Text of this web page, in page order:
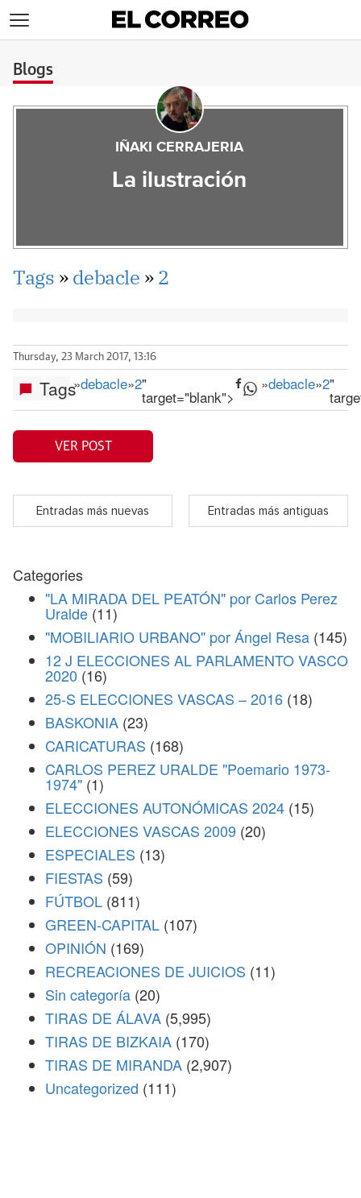
Blogs
IÑAKI CERRAJERIA
La ilustración
Tags »debacle »2
Thursday, 23 March 2017, 13:16
Tags»debacle»2"
target="blank">
»debacle»2"
VER POST
Entradas más nuevas Entradas más antiguas
Categories
"LA MIRADA DEL PEATÓN" por Carlos Perez
Uralde (11)
"MOBILIARIO URBANO" por Ángel Resa (145)
12 J ELECCIONES AL PARLAMENTO VASCO
2020 (16)
25-S ELECCIONES VASCAS – 2016 (18)
BASKONIA (23)
CARICATURAS (168)
CARLOS PEREZ URALDE "Poemario 1973-
1974" (1)
ELECCIONES AUTONÓMICAS 2024 (15)
ELECCIONES VASCAS 2009 (20)
ESPECIALES (13)
FIESTAS (59)
FÚTBOL (811)
GREEN-CAPITAL (107)
OPINIÓN (169)
RECREACIONES DE JUICIOS (11)
Sin categoría (20)
TIRAS DE ÁLAVA (5,995)
TIRAS DE BIZKAIA (170)
TIRAS DE MIRANDA (2,907)
Uncategorized (111)